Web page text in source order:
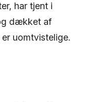
har tjent i
dækket af
uomtvistelige.